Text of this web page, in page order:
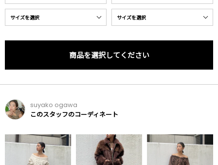
商品を選択してください
suyako ogawa
このスタッフのコーディネート